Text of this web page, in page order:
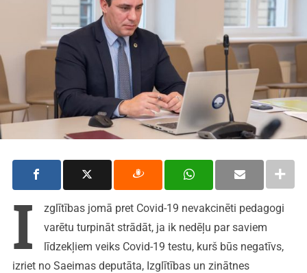
I
zglītības jomā pret Covid-19 nevakcinēti pedagogi
varētu turpināt strādāt, ja ik nedēļu par saviem
līdzekļiem veiks Covid-19 testu, kurš būs negatīvs,
izriet no Saeimas deputāta, Izglītības un zinātnes